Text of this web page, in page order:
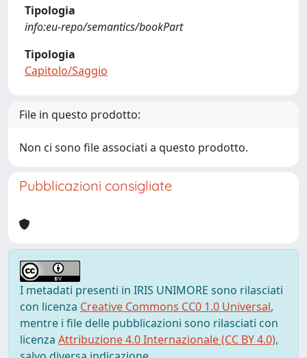
Tipologia
info:eu-repo/semantics/bookPart
Tipologia
Capitolo/Saggio
File in questo prodotto:
Non ci sono file associati a questo prodotto.
Pubblicazioni consigliate
I metadati presenti in IRIS UNIMORE sono rilasciati
con licenza Creative Commons CC0 1.0 Universal,
mentre i file delle pubblicazioni sono rilasciati con
licenza Attribuzione 4.0 Internazionale (CC BY 4.0),